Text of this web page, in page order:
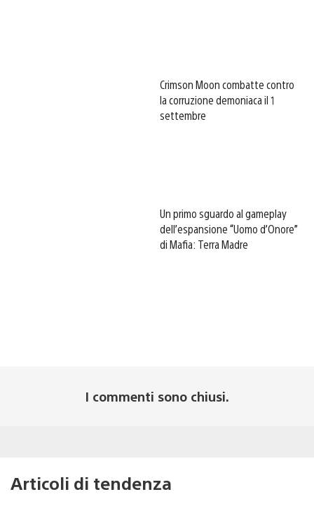
Crimson Moon combatte contro
la corruzione demoniaca il 1
settembre
Un primo sguardo al gameplay
dell’espansione “Uomo d’Onore”
di Mafia: Terra Madre
I commenti sono chiusi.
Articoli di tendenza